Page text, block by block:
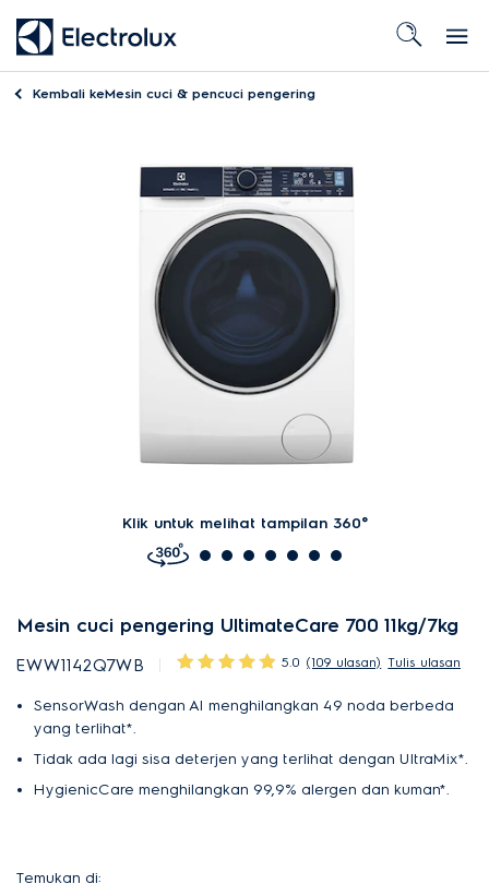
Kembali keMesin cuci & pencuci pengering
Klik untuk melihat tampilan 360°
Mesin cuci pengering UltimateCare 700 11kg/7kg
EWW1142Q7WB 5.0 (109 ulasan) Tulis ulasan
SensorWash dengan AI menghilangkan 49 noda berbeda
yang terlihat*.
Tidak ada lagi sisa deterjen yang terlihat dengan UltraMix*.
HygienicCare menghilangkan 99,9% alergen dan kuman*.
Temukan di: